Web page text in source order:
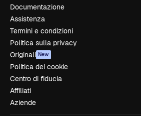
Documentazione
Assistenza
Termini e condizioni
Politica sulla privacy
Originali New
Politica dei cookie
Centro di fiducia
Affiliati
Aziende